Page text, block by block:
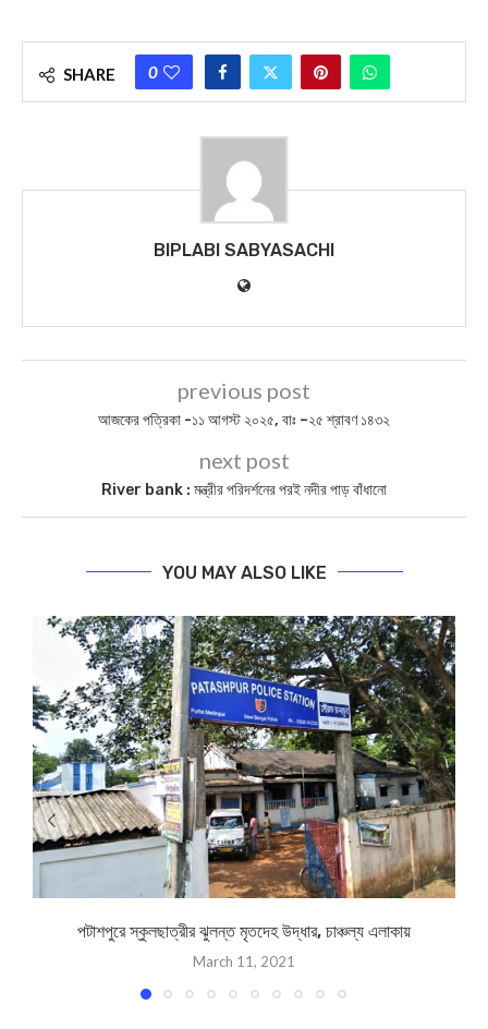
SHARE 0
BIPLABI SABYASACHI
previous post
আজকের পত্রিকা -১১ আগস্ট ২০২৫, বাঃ –২৫ শ্রাবণ ১৪৩২
next post
River bank : মন্ত্রীর পরিদর্শনের পরই নদীর পাড় বাঁধানো
YOU MAY ALSO LIKE
পটাশপুরে স্কুলছাত্রীর ঝুলন্ত মৃতদেহ উদ্ধার, চাঞ্চল্য এলাকায়
March 11, 2021